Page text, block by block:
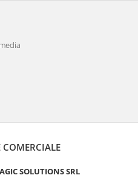
COMERCIALE
SOLUTIONS SRL